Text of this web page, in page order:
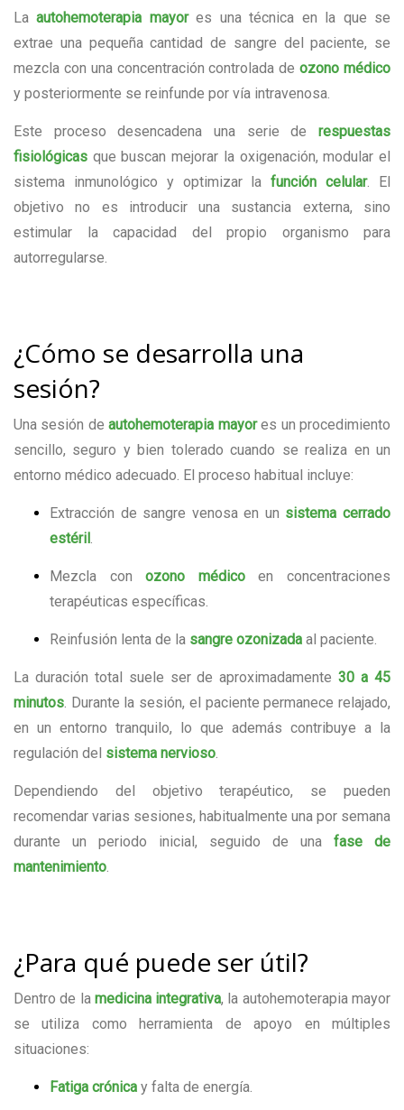
Laautohemoterapia mayores una técnica en la que se
extrae una pequeña cantidad de sangre del paciente, se
mezcla con una concentración controlada deozono médico
y posteriormente se reinfunde por vía intravenosa.
Este proceso desencadena una serie de respuestas
fisiológicas que buscan mejorar la oxigenación, modular el
sistema inmunológico y optimizar lafunción celular. El
objetivo no es introducir una sustancia externa, sino
estimular la capacidad del propio organismo para
autorregularse.
¿Cómo se desarrolla una
sesión?
Una sesión deautohemoterapia mayores un procedimiento
sencillo, seguro y bien tolerado cuando se realiza en un
entorno médico adecuado. El proceso habitual incluye:
Extracción de sangre venosa en un sistema cerrado
estéril .
Mezcla conozono médicoen concentraciones
terapéuticas específicas.
Reinfusión lenta de la sangre ozonizada al paciente.
La duración total suele ser de aproximadamente30 a 45
minutos. Durante la sesión, el paciente permanece relajado,
en un entorno tranquilo, lo que además contribuye a la
regulación del sistema nervioso.
Dependiendo del objetivo terapéutico, se pueden
recomendar varias sesiones, habitualmente una por semana
durante un periodo inicial, seguido de una fase de
mantenimiento.
¿Para qué puede ser útil?
Dentro de la medicina integrativa, la autohemoterapia mayor
se utiliza como herramienta de apoyo en múltiples
situaciones:
Fatiga crónica y falta de energía.